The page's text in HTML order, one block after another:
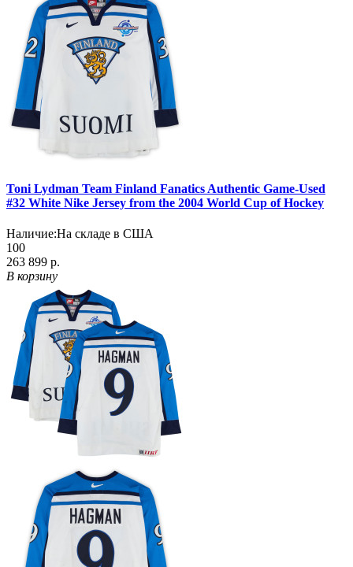
Toni Lydman Team Finland Fanatics Authentic Game-Used
#32 White Nike Jersey from the 2004 World Cup of Hockey
Наличие:На складе в США
100
263 899 р.
В корзину